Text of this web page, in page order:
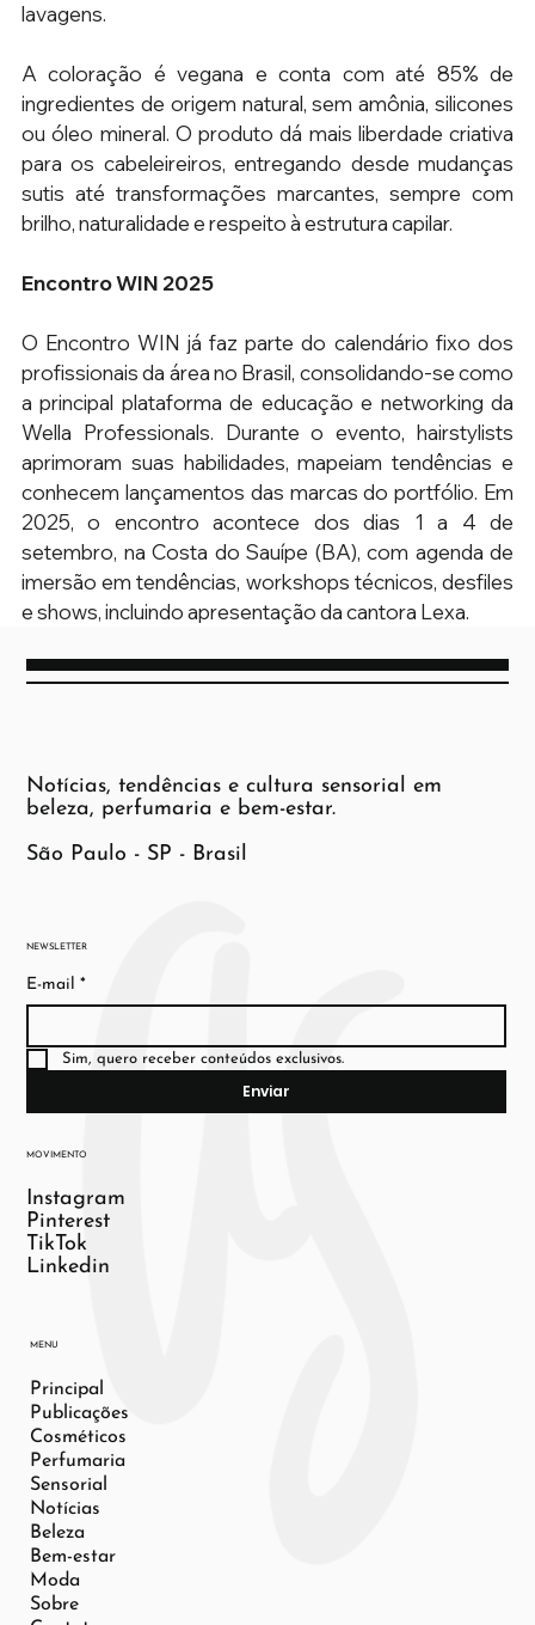
lavagens.
A coloração é vegana e conta com até 85% de
ingredientes de origem natural, sem amônia, silicones
ou óleo mineral. O produto dá mais liberdade criativa
para os cabeleireiros, entregando desde mudanças
sutis até transformações marcantes, sempre com
brilho, naturalidade e respeito à estrutura capilar.
Encontro WIN 2025
O Encontro WIN já faz parte do calendário fixo dos
profissionais da área no Brasil, consolidando-se como
a principal plataforma de educação e networking da
Wella Professionals. Durante o evento, hairstylists
aprimoram suas habilidades, mapeiam tendências e
conhecem lançamentos das marcas do portfólio. Em
2025, o encontro acontece dos dias 1 a 4 de
setembro, na Costa do Sauípe (BA), com agenda de
imersão em tendências, workshops técnicos, desfiles
e shows, incluindo apresentação da cantora Lexa.
NEWSLETTER
E-mail *
Sim, quero receber conteúdos exclusivos.
Enviar
MOVIMENTO
Instagram
Pinterest
TikTok
Linkedin
MENU
Principal
Publicações
Cosméticos
Perfumaria
Sensorial
Notícias
Beleza
Bem-estar
Moda
Sobre
Notícias, tendências e cultura sensorial em
beleza, perfumaria e bem-estar.
São Paulo - SP - Brasil